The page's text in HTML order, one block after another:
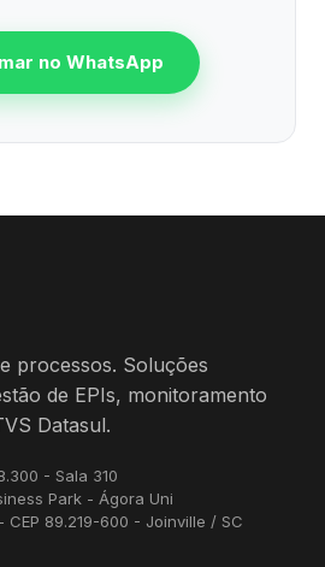
no WhatsApp
processos. Soluções
de EPIs, monitoramento
Datasul.
- Sala 310
Park - Ágora Uni
89.219-600 - Joinville / SC